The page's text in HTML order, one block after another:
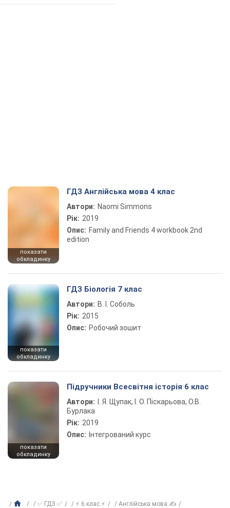
показати
обкладинку
ГДЗ Англійська мова 4 клас
Автори: Naomi Simmons
Рік: 2019
Опис: Family and Friends 4 workbook 2nd
edition
показати
обкладинку
ГДЗ Біологія 7 клас
Автори: В. І. Соболь
Рік: 2015
Опис: Робочий зошит
показати
обкладинку
Підручники Всесвітня історія 6 клас
Автори:
І. Я. Щупак, І. О. Піскарьова, О.В.
Бурлака
Рік: 2019
Опис: Інтегрований курс
✅ ГДЗ ✅ ⚡ 6 клас ⚡
Англійська мова ✍